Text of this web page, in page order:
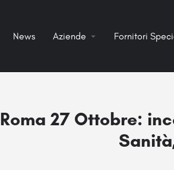
News Aziende Fornitori
Roma 27 Ottobre: